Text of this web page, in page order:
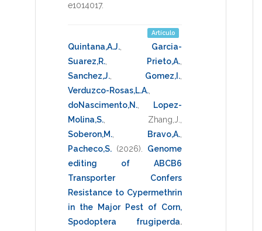
e1014017.
Artículo
Quintana,A.J., Garcia-
Suarez,R., Prieto,A.,
Sanchez,J., Gomez,I.,
Verduzco-Rosas,L.A.,
doNascimento,N.,
Lopez-
Molina,S., Zhang,J.,
Soberon,M., Bravo,A.,
Pacheco,S. (2026). Genome
editing of ABCB6
Transporter Confers
Resistance to Cypermethrin
in the Major Pest of Corn,
Spodoptera frugiperda.